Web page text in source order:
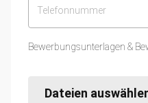
Bewerbungsunterlagen &
Dateien